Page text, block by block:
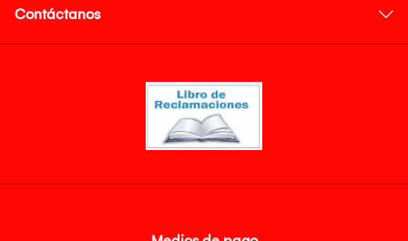
Contáctanos